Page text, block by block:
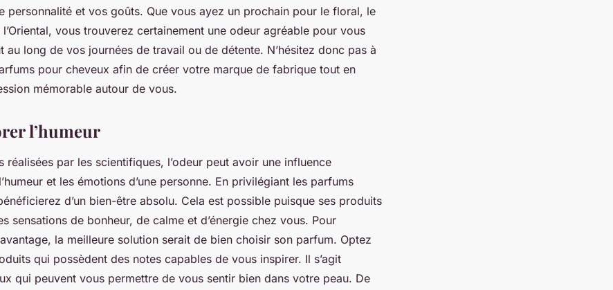
personnalité et vos goûts. Que vous ayez un prochain pour le floral, le
vous trouverez certainement une odeur agréable pour vous
au long de vos journées de travail ou de détente. N’hésitez donc pas à
pour cheveux afin de créer votre marque de fabrique tout en
mémorable autour de vous.
l’humeur
réalisées par les scientifiques, l’odeur peut avoir une influence
et les émotions d’une personne. En privilégiant les parfums
d’un bien-être absolu. Cela est possible puisque ses produits
sensations de bonheur, de calme et d’énergie chez vous. Pour
la meilleure solution serait de bien choisir son parfum. Optez
qui possèdent des notes capables de vous inspirer. Il s’agit
qui peuvent vous permettre de vous sentir bien dans votre peau. De